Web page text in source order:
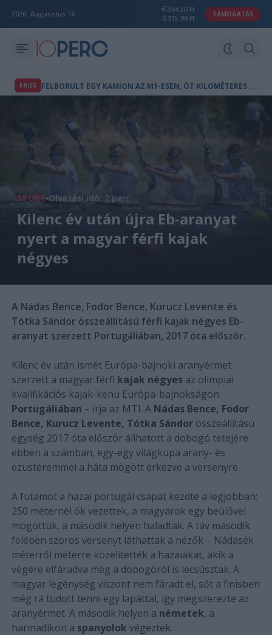
2026. Augusztus 10.
364.50 Ft
315.99 Ft
TÁMOGATÁS
FRISS F
ELBORULT EGY KAMION AZ M1-ESEN, ÖT KILOMÉTERES A TORLÓDÁS
SPORT Olvasási idő: 2 perc
Kilenc év után újra Eb-aranyat
nyert a magyar férfi kajak
négyes
A Nádas Bence, Fodor Bence, Kurucz Levente és
Tótka Sándor összeállítású férfi kajak négyes Eb-
aranyat szerzett Portugáliában, 2017 óta először.
Kilenc év után ismét Európa-bajnoki aranyérmet
szerzett a magyar férfi kajak négyesaz olimpiai
kvalifikációs kajak-kenu Európa-bajnokságon
Portugáliában – írja az MTI. A Nádas Bence, Fodor
Bence, Kurucz Levente, Tótka Sándorösszeállítású
egység 2017 óta először állhatott a dobogó tetejére
ebben a számban, egy-egy világkupa arany- és
ezüstéremmel a háta mögött érkezve a versenyre.
A futamot a hazai portugál csapat kezdte a legjobban:
250 méternél ők vezettek, a magyarok egy beülővel
mögöttük, a második helyen haladtak. A táv második
felében szoros versenyt láthattak a nézők – Nádasék
méterről méterre közelítették a hazaiakat, akik a
végére elfáradva még a dobogóról is lecsúsztak. A
magyar legénység viszont nem fáradt el, sőt a finisben
még rá tudott tenni egy lapáttal, így megszerezte az
aranyérmet. A második helyen a németek, a
harmadikon a spanyolok végeztek.